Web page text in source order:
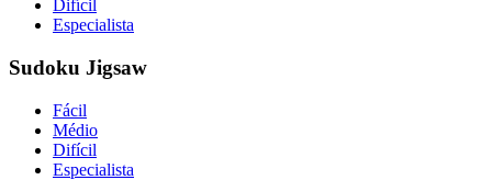
Difícil
Especialista
Sudoku Jigsaw
Fácil
Médio
Difícil
Especialista